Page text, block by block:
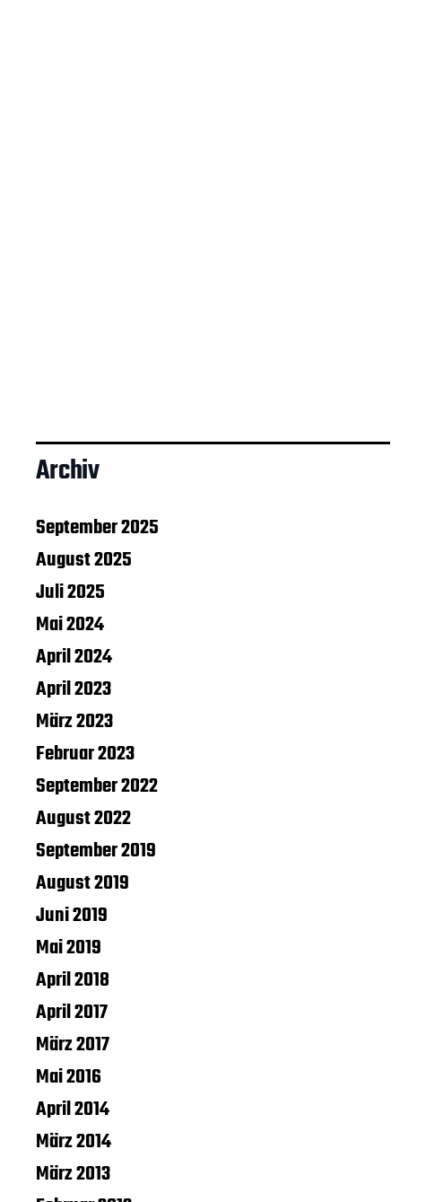
Archiv
September 2025
August 2025
Juli 2025
Mai 2024
April 2024
April 2023
März 2023
Februar 2023
September 2022
August 2022
September 2019
August 2019
Juni 2019
Mai 2019
April 2018
April 2017
März 2017
Mai 2016
April 2014
März 2014
März 2013